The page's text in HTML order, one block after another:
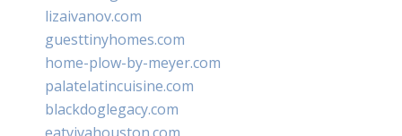
lizaivanov.com
guesttinyhomes.com
home-plow-by-meyer.com
palatelatincuisine.com
blackdoglegacy.com